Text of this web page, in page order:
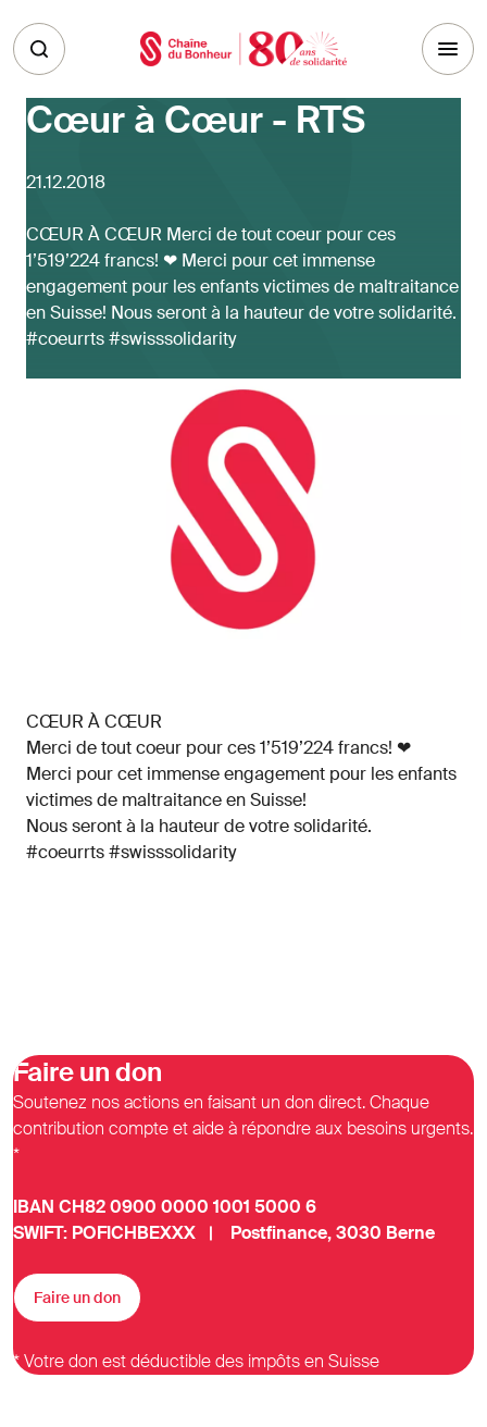
Cœur à Cœur - RTS
21.12.2018
CŒUR À CŒUR Merci de tout coeur pour ces
1’519’224 francs! ❤ Merci pour cet immense
engagement pour les enfants victimes de maltraitance
en Suisse! Nous seront à la hauteur de votre solidarité.
#coeurrts #swisssolidarity
CŒUR À CŒUR
Merci de tout coeur pour ces 1’519’224 francs! ❤
Merci pour cet immense engagement pour les enfants
victimes de maltraitance en Suisse!
Nous seront à la hauteur de votre solidarité.
#coeurrts #swisssolidarity
Faire un don
Soutenez nos actions en faisant un don direct. Chaque
contribution compte et aide à répondre aux besoins urgents.
*
IBAN CH82 0900 0000 1001 5000 6
SWIFT: POFICHBEXXX | Postfinance, 3030 Berne
Faire un don
* Votre don est déductible des impôts en Suisse